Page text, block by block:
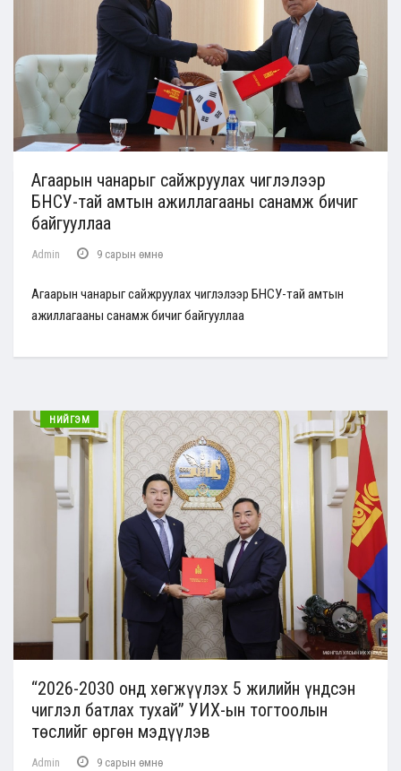
Агаарын чанарыг сайжруулах чиглэлээр
БНСУ-тай амтын ажиллагааны санамж бичиг
байгууллаа
Admin 9 сарын өмнө
Агаарын чанарыг сайжруулах чиглэлээр БНСУ-тай амтын
ажиллагааны санамж бичиг байгууллаа
НИЙГЭМ
“2026-2030 онд хөгжүүлэх 5 жилийн үндсэн
чиглэл батлах тухай” УИХ-ын тогтоолын
төслийг өргөн мэдүүлэв
Admin 9 сарын өмнө